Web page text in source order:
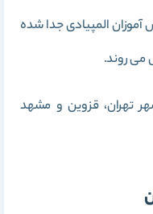
آموزان المپیادی جدا شده
می روند.
تهران، قزوین و مشهد